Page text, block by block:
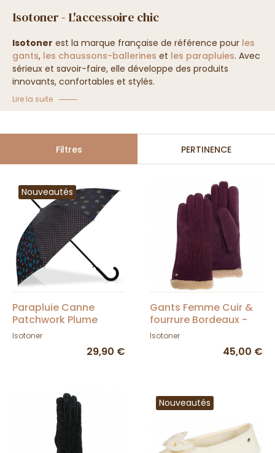
Isotoner - L'accessoire chic
Isotoner est la marque française de référence pour les
gants, les chaussons-ballerines et les parapluies. Avec
sérieux et savoir-faire, elle développe des produits
innovants, confortables et stylés.
Lire la suite
Filtres PERTINENCE
Nouveautés
Parapluie Canne
Patchwork Plume
Ouverture
Isotoner
29,90 €
Gants Femme Cuir &
fourrure Bordeaux -
Isotoner
Isotoner
45,00 €
Nouveautés